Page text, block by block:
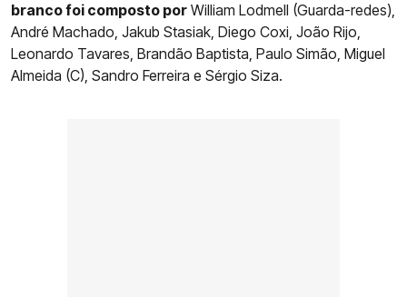
branco foi composto por William Lodmell (Guarda-redes),
André Machado, Jakub Stasiak, Diego Coxi, João Rijo,
Leonardo Tavares, Brandão Baptista, Paulo Simão, Miguel
Almeida (C), Sandro Ferreira e Sérgio Siza.